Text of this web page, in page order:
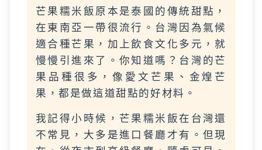
芒果糯米飯原本是泰國的傳統甜點，
在東南亞一帶很流行。台灣因為氣候
適合種芒果，加上飲食文化多元，就
慢慢引進來了。你知道嗎？台灣的芒
果品種很多，像愛文芒果、金煌芒
果，都是做這道甜點的好材料。
我記得小時候，芒果糯米飯在台灣還
不常見，大多是進口餐廳才有。但現